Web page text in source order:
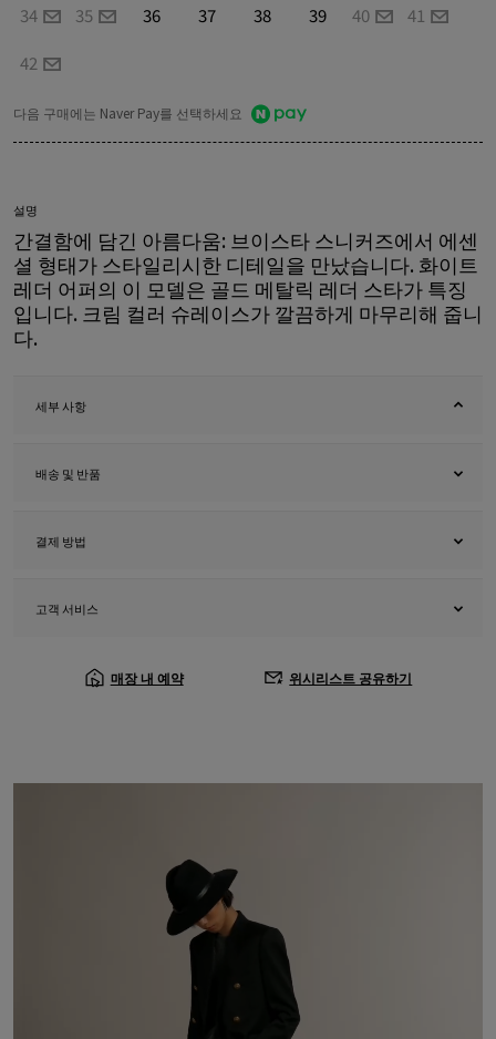
34 35 36 37 38 39 40 41
42
다음 구매에는 Naver Pay를 선택하세요
설명
간결함에 담긴 아름다움: 브이스타 스니커즈에서 에센
셜 형태가 스타일리시한 디테일을 만났습니다. 화이트
레더 어퍼의 이 모델은 골드 메탈릭 레더 스타가 특징
입니다. 크림 컬러 슈레이스가 깔끔하게 마무리해 줍니
다.
세부 사항
배송 및 반품
결제 방법
고객 서비스
매장 내 예약 위시리스트 공유하기